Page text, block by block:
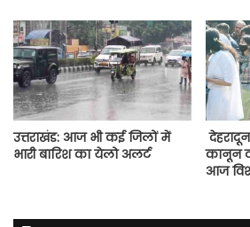
उत्तराखंड: आज भी कई जिलों में
भारी बारिश का येलो अलर्ट
कानून
आज